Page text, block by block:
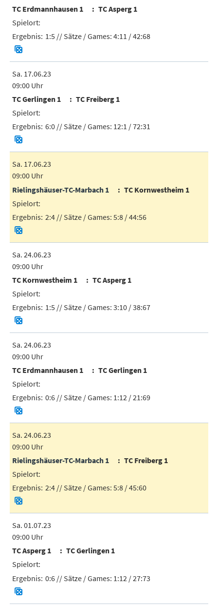
TC Erdmannhausen 1 TC Asperg 1
1:5 // Sätze / Games: 4:11 / 42:68
Sa. 17.06.23
09:00 Uhr
TC Gerlingen 1
TC Freiberg 1
6:0 // Sätze / Games: 12:1 / 72:31
Sa. 17.06.23
09:00 Uhr
Rielingshäuser-TC-Marbach 1
TC Kornwestheim 1
2:4 // Sätze / Games: 5:8 / 44:56
Sa. 24.06.23
09:00 Uhr
TC Kornwestheim 1
TC Asperg 1
1:5 // Sätze / Games: 3:10 / 38:67
Sa. 24.06.23
09:00 Uhr
TC Erdmannhausen 1
TC Gerlingen 1
0:6 // Sätze / Games: 1:12 / 21:69
Sa. 24.06.23
09:00 Uhr
Rielingshäuser-TC-Marbach 1
TC Freiberg 1
2:4 // Sätze / Games: 5:8 / 45:60
Sa. 01.07.23
09:00 Uhr
TC Asperg 1
TC Gerlingen 1
0:6 // Sätze / Games: 1:12 / 27:73